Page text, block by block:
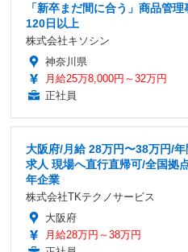
「新卒まだ間に合う」商品管
120日以上
株式会社キソシン
神奈川県
月給25万8,000円～32万円
正社員
大阪府/月給 28万円〜38万円/
求人 現場へ直行直帰可/全国拠
年企業
株式会社TKテクノサービス
大阪府
月給28万円～38万円